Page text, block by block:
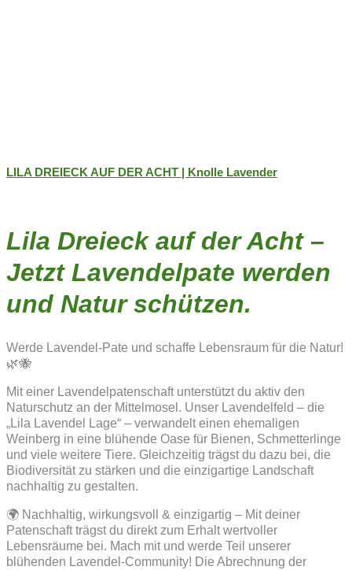
LILA DREIECK AUF DER ACHT | Knolle Lavender
Lila Dreieck auf der Acht –
Jetzt Lavendelpate werden
und Natur schützen.
Werde Lavendel-Pate und schaffe Lebensraum für die Natur!
🌿🐝
Mit einer Lavendelpatenschaft unterstützt du aktiv den
Naturschutz an der Mittelmosel. Unser Lavendelfeld – die
„Lila Lavendel Lage“ – verwandelt einen ehemaligen
Weinberg in eine blühende Oase für Bienen, Schmetterlinge
und viele weitere Tiere. Gleichzeitig trägst du dazu bei, die
Biodiversität zu stärken und die einzigartige Landschaft
nachhaltig zu gestalten.
🌍 Nachhaltig, wirkungsvoll & einzigartig – Mit deiner
Patenschaft trägst du direkt zum Erhalt wertvoller
Lebensräume bei. Mach mit und werde Teil unserer
blühenden Lavendel-Community! Die Abrechnung der